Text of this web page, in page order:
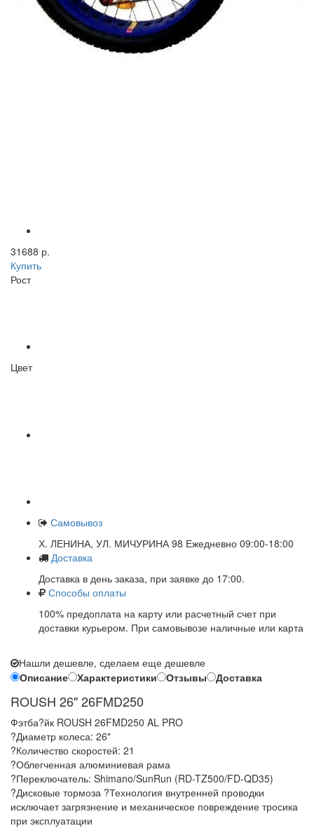
31688 р.
Купить
Рост
Цвет
Самовывоз
Х. ЛЕНИНА, УЛ. МИЧУРИНА 98 Ежедневно 09:00-18:00
Доставка
Доставка в день заказа, при заявке до 17:00.
Способы оплаты
100% предоплата на карту или расчетный счет при
доставки курьером. При самовывозе наличные или карта
Нашли дешевле, сделаем еще дешевле
Описание
Характеристики Отзывы Доставка
ROUSH 26" 26FMD250
Фэтба?йк ROUSH 26FMD250 AL PRO
?Диаметр колеса: 26"
?Количество скоростей: 21
?Облегченная алюминиевая рама
?Переключатель: Shimano/SunRun (RD-TZ500/FD-QD35)
?Дисковые тормоза ?Технология внутренней проводки
исключает загрязнение и механическое повреждение тросика
при эксплуатации